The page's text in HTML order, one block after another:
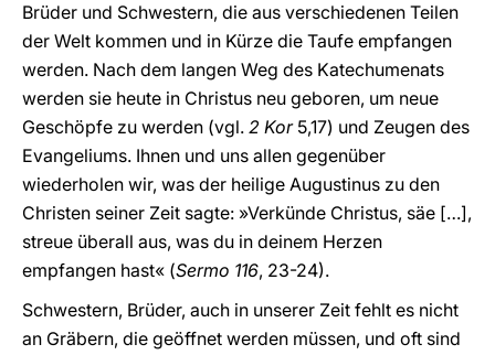
Brüder und Schwestern, die aus verschiedenen Teilen
der Welt kommen und in Kürze die Taufe empfangen
werden. Nach dem langen Weg des Katechumenats
werden sie heute in Christus neu geboren, um neue
Geschöpfe zu werden (vgl. 2 Kor5,17) und Zeugen des
Evangeliums. Ihnen und uns allen gegenüber
wiederholen wir, was der heilige Augustinus zu den
Christen seiner Zeit sagte: »Verkünde Christus, säe […],
streue überall aus, was du in deinem Herzen
empfangen hast« (Sermo 116, 23-24).
Schwestern, Brüder, auch in unserer Zeit fehlt es nicht
an Gräbern, die geöffnet werden müssen, und oft sind